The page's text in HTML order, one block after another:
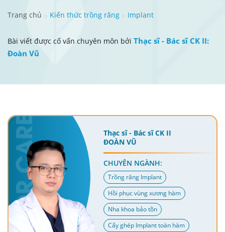
Trang chủ Kiến thức trồng răng Implant
Bài viết được cố vấn chuyên môn bởi Thạc sĩ - Bác sĩ CK II:
Đoàn Vũ
Thạc sĩ - Bác sĩ CK II
ĐOÀN VŨ
CHUYÊN NGÀNH:
Trồng răng Implant
Hồi phục vùng xương hàm
Nha khoa bảo tồn
Cấy ghép Implant toàn hàm